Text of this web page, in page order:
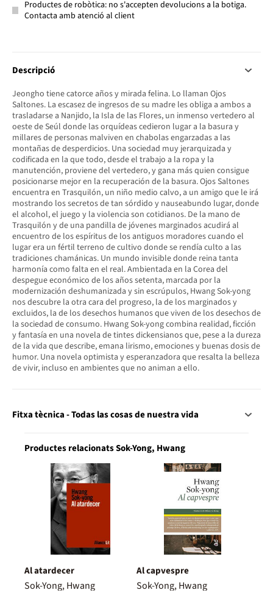
Productes de robòtica: no s'accepten devolucions a la botiga.
Contacta amb atenció al client
Descripció
Jeongho tiene catorce años y mirada felina. Lo llaman Ojos
Saltones. La escasez de ingresos de su madre les obliga a ambos a
trasladarse a Nanjido, la Isla de las Flores, un inmenso vertedero al
oeste de Seúl donde las orquídeas cedieron lugar a la basura y
millares de personas malviven en chabolas engarzadas a las
montañas de desperdicios. Una sociedad muy jerarquizada y
codificada en la que todo, desde el trabajo a la ropa y la
manutención, proviene del vertedero, y gana más quien consigue
posicionarse mejor en la recuperación de la basura. Ojos Saltones
encuentra en Trasquilón, un niño medio calvo, a un amigo que le irá
mostrando los secretos de tan sórdido y nauseabundo lugar, donde
el alcohol, el juego y la violencia son cotidianos. De la mano de
Trasquilón y de una pandilla de jóvenes marginados acudirá al
encuentro de los espíritus de los antiguos moradores cuando el
lugar era un fértil terreno de cultivo donde se rendía culto a las
tradiciones chamánicas. Un mundo invisible donde reina tanta
harmonía como falta en el real. Ambientada en la Corea del
despegue económico de los años setenta, marcada por la
modernización deshumanizada y sin escrúpulos, Hwang Sok-yong
nos descubre la otra cara del progreso, la de los marginados y
excluidos, la de los desechos humanos que viven de los desechos de
la sociedad de consumo. Hwang Sok-yong combina realidad, ficción
y fantasía en una novela de tintes dickensianos que, pese a la dureza
de la vida que describe, emana lirismo, emociones y buenas dosis de
humor. Una novela optimista y esperanzadora que resalta la belleza
de vivir, incluso en ambientes que no animan a ello.
Fitxa tècnica - Todas las cosas de nuestra vida
Productes relacionats Sok-Yong, Hwang
Al atardecer
Sok-Yong, Hwang
Al capvespre
Sok-Yong, Hwang